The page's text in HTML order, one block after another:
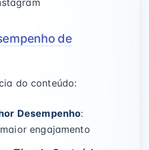
de
do conteúdo:
Desempenho:
engajamento